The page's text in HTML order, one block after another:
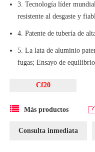
3. Tecnología líder
resistente al desgaste y
4. Patente de tubería de
5. La lata de aluminio
fugas; Ensayo de
Cf20
Más productos
Consulta inmediata